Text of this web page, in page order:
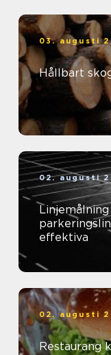
03. augusti
Hållbart
02. augusti
effektiva
02. augusti
Restaurang